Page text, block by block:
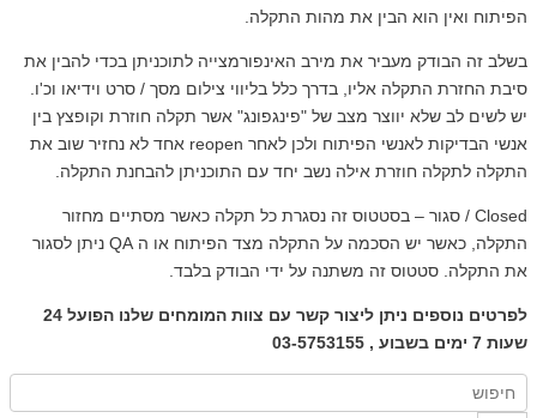
ואין הוא הבין את מהות התקלה.
זה הבודק מעביר את מירב האינפורמצייה לתוכניתן בכדי להבין את
החזרת התקלה אליו, בדרך כלל בליווי צילום מסך / סרט וידיאו וכ'ו.
לשים לב שלא יווצר מצב של "פינגפונג" אשר תקלה חוזרת וקופצץ בין
אנשי הבדיקות לאנשי הפיתוח ולכן לאחר reopen אחד לא נחזיר שוב את
לתקלה חוזרת אילה נשב יחד עם התוכניתן להבחנת התקלה.
Closed / סגור – בסטטוס זה נסגרת כל תקלה כאשר מסתיים מחזור
התקלה, כאשר יש הסכמה על התקלה מצד הפיתוח או ה QA ניתן לסגור
התקלה. סטטוס זה משתנה על ידי הבודק בלבד.
לפרטים נוספים ניתן ליצור קשר עם צוות המומחים שלנו הפועל 24
בשבוע , 03-5753155